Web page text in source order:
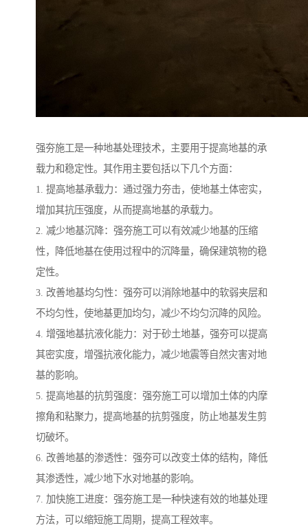
强夯施工是一种地基处理技术，主要用于提高地基的承
载力和稳定性。其作用主要包括以下几个方面：
1. 提高地基承载力：通过强力夯击，使地基土体密实，
增加其抗压强度，从而提高地基的承载力。
2. 减少地基沉降：强夯施工可以有效减少地基的压缩
性，降低地基在使用过程中的沉降量，确保建筑物的稳
定性。
3. 改善地基均匀性：强夯可以消除地基中的软弱夹层和
不均匀性，使地基更加均匀，减少不均匀沉降的风险。
4. 增强地基抗液化能力：对于砂土地基，强夯可以提高
其密实度，增强抗液化能力，减少地震等自然灾害对地
基的影响。
5. 提高地基的抗剪强度：强夯施工可以增加土体的内摩
擦角和粘聚力，提高地基的抗剪强度，防止地基发生剪
切破坏。
6. 改善地基的渗透性：强夯可以改变土体的结构，降低
其渗透性，减少地下水对地基的影响。
7. 加快施工进度：强夯施工是一种快速有效的地基处理
方法，可以缩短施工周期，提高工程效率。